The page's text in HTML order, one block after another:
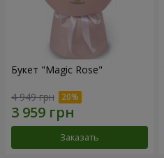
Букет "Magic Rose"
4 949 грн
Заказать